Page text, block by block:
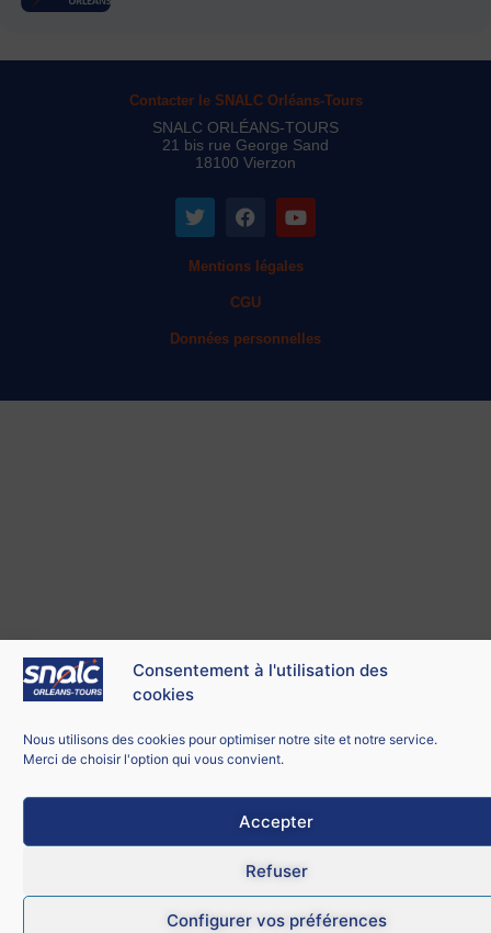
Consentement à l'utilisation des
cookies
Nous utilisons des cookies pour optimiser notre site et notre service.
Merci de choisir l'option qui vous convient.
Accepter
Refuser
Configurer vos préférences
Contacter le SNALC Orléans-Tours
SNALC ORLÉANS-TOURS
21 bis rue George Sand
18100 Vierzon
Mentions légales
CGU
Données personnelles